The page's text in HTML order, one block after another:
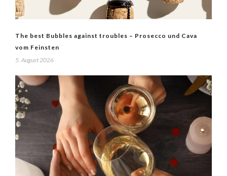
The best Bubbles against troubles – Prosecco und Cava
vom Feinsten
5. August 2026